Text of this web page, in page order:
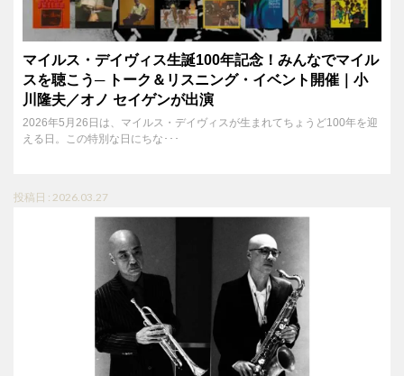
マイルス・デイヴィス生誕100年記念！みんなでマイル
スを聴こう─ トーク＆リスニング・イベント開催｜小
川隆夫／オノ セイゲンが出演
2026年5月26日は、マイルス・デイヴィスが生まれてちょうど100年を迎
える日。この特別な日にちな･･･
投稿日 : 2026.03.27